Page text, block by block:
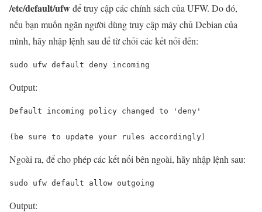
/etc/default/ufwđể truy cập các chính sách của UFW. Do đó,
nếu bạn muốn ngăn người dùng truy cập máy chủ Debian của
mình, hãy nhập lệnh sau để từ chối các kết nối đến:
sudo ufw default deny incoming
Output:
Default incoming policy changed to 'deny'
( be sure to update your rules accordingly)
Ngoài ra, để cho phép các kết nối bên ngoài, hãy nhập lệnh sau:
sudo ufw default allow outgoing
Output: